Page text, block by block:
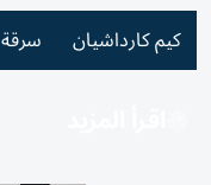
كيم كارداشيان سرقة